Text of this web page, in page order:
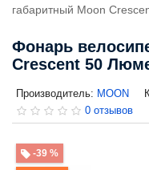
габаритный Moon
Фонарь
Crescent 50
Производитель: MOON
0 отзывов
-39 %